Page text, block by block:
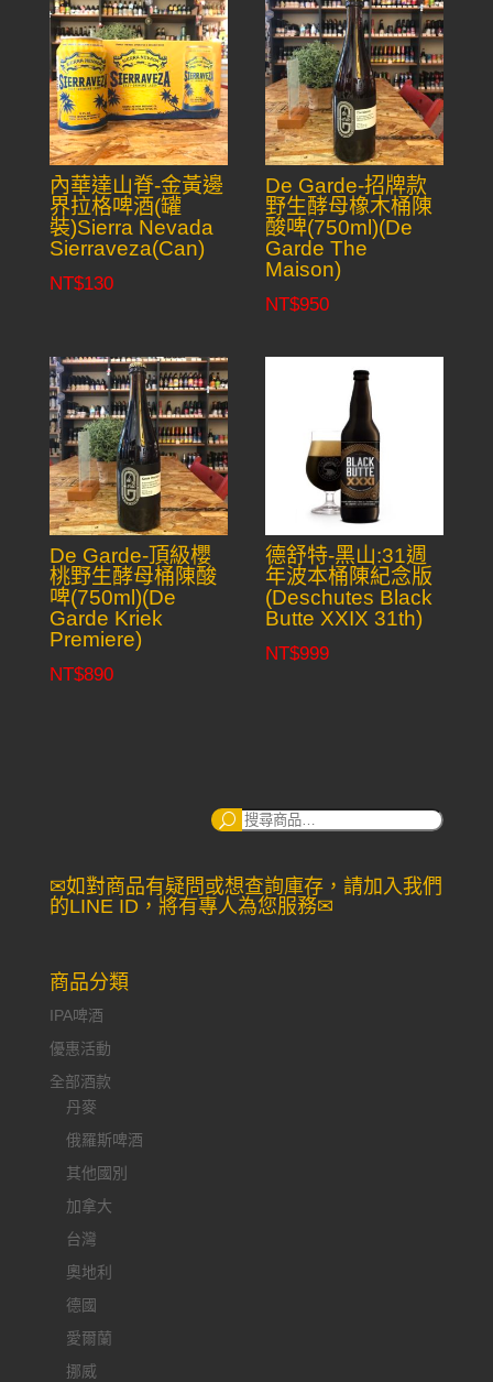
內華達山脊-金黃邊
界拉格啤酒(罐
裝)Sierra Nevada
Sierraveza(Can)
NT$130
De Garde-招牌款
野生酵母橡木桶陳
酸啤(750ml)(De
Garde The
Maison)
NT$950
De Garde-頂級櫻
桃野生酵母桶陳酸
啤(750ml)(De
Garde Kriek
Premiere)
NT$890
德舒特-黑山:31週
年波本桶陳紀念版
(Deschutes Black
Butte XXIX 31th)
NT$999
搜
✉如對商品有疑問或想查詢庫存，請加入我們
的LINE ID，將有專人為您服務✉
商品分類
IPA啤酒
優惠活動
全部酒款
丹麥
俄羅斯啤酒
其他國別
加拿大
台灣
奧地利
德國
愛爾蘭
挪威